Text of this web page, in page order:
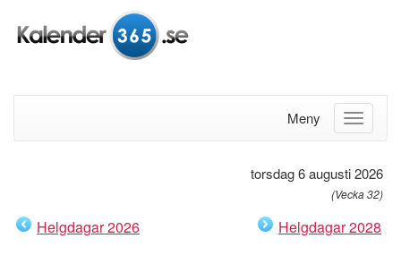
Meny
torsdag 6 augusti 2026
(Vecka 32)
Helgdagar 2026 Helgdagar 2028